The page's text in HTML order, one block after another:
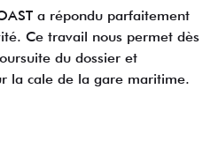
a répondu parfaitement
Ce travail nous permet dès
du dossier et
la cale de la gare maritime.